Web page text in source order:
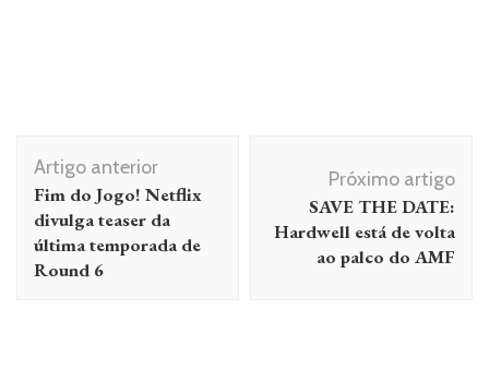
Navegação
de
post
Artigo anterior
Fim do Jogo! Netflix
divulga teaser da
última temporada de
Round 6
Próximo artigo
SAVE THE DATE:
Hardwell está de volta
ao palco do AMF